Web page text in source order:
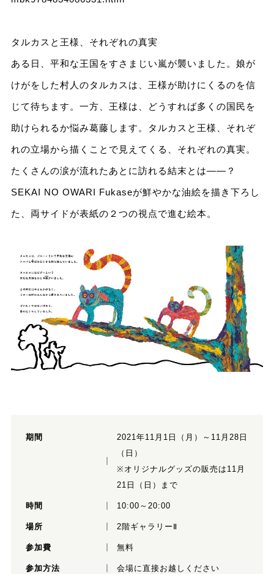
タルカスと王様、それぞれの真実
ある日、平和な王国をすさまじい嵐が襲いました。娘が
けがをした村人のタルカスは、王様が助けにくるのを信
じて待ちます。一方、王様は、どうすれば多くの国民を
助けられるか悩み葛藤します。タルカスと王様、それぞ
れの立場から描くことで見えてくる、それぞれの真実。
たくさんの涙が流れたあとに訪れる結末とは――？
SEKAI NO OWARI Fukaseが鮮やかな油絵を描き下ろし
た、両サイドが表紙の２つの視点で進む絵本。
期間
2021年11月1日（月）～11月28日
（日）
※オリジナルグッズの販売は11月
21日（日）まで
時間 10:00～20:00
場所 2階ギャラリーⅡ
参加費 無料
参加方法 会場に直接お越しください